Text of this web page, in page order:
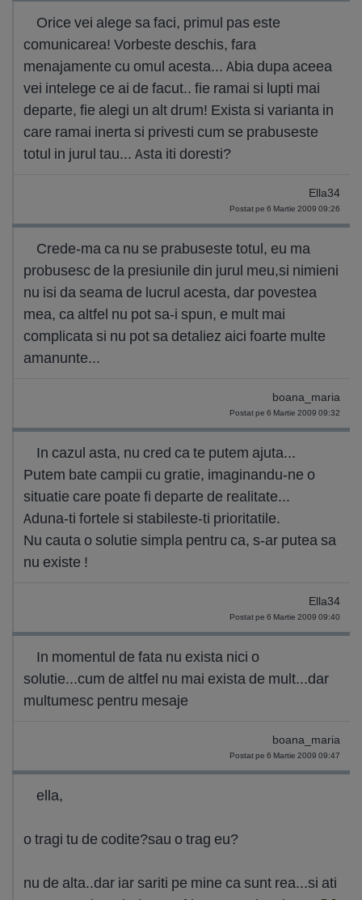
Orice vei alege sa faci, primul pas este
comunicarea! Vorbeste deschis, fara
menajamente cu omul acesta... Abia dupa aceea
vei intelege ce ai de facut.. fie ramai si lupti mai
departe, fie alegi un alt drum! Exista si varianta in
care ramai inerta si privesti cum se prabuseste
totul in jurul tau... Asta iti doresti?
Ella34
Postat pe 6 Martie 2009 09:26
Crede-ma ca nu se prabuseste totul, eu ma
probusesc de la presiunile din jurul meu,si nimieni
nu isi da seama de lucrul acesta, dar povestea
mea, ca altfel nu pot sa-i spun, e mult mai
complicata si nu pot sa detaliez aici foarte multe
amanunte...
boana_maria
Postat pe 6 Martie 2009 09:32
In cazul asta, nu cred ca te putem ajuta...
Putem bate campii cu gratie, imaginandu-ne o
situatie care poate fi departe de realitate...
Aduna-ti fortele si stabileste-ti prioritatile.
Nu cauta o solutie simpla pentru ca, s-ar putea sa
nu existe !
Ella34
Postat pe 6 Martie 2009 09:40
In momentul de fata nu exista nici o
solutie...cum de altfel nu mai exista de mult...dar
multumesc pentru mesaje
boana_maria
Postat pe 6 Martie 2009 09:47
ella,
o tragi tu de codite?sau o trag eu?
nu de alta..dar iar sariti pe mine ca sunt rea...si ati